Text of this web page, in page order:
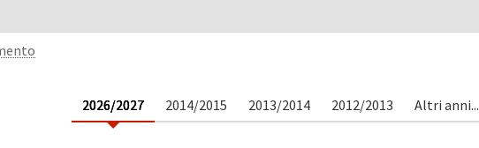
2026/2027 2014/2015 2013/2014 2012/2013 Altri anni...